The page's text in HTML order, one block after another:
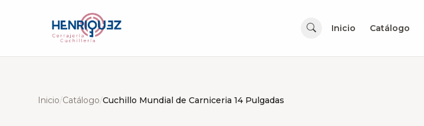
Inicio Catálogo
Inicio/Catálogo/Cuchillo Mundial de Carniceria 14 Pulgadas